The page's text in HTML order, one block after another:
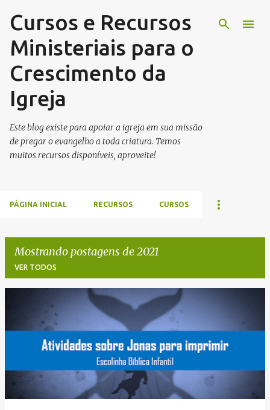
Pular para o conteúdo principal
Cursos e Recursos
Ministeriais para o
Crescimento da
Igreja
Este blog existe para apoiar a igreja em sua missão
de pregar o evangelho a toda criatura. Temos
muitos recursos disponíveis, aproveite!
PÁGINA INICIAL RECURSOS CURSOS
Mostrando postagens de 2021
VER TODOS
a